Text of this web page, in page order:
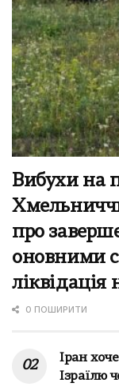
Вибухи на
про
оновними
ліквідація
0 ПОШИРИТИ
Іран
Ізраїлю